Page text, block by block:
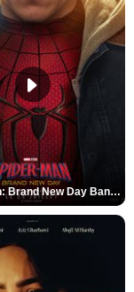
Spider-Man: Brand New Day Bande-annonce VO STFR